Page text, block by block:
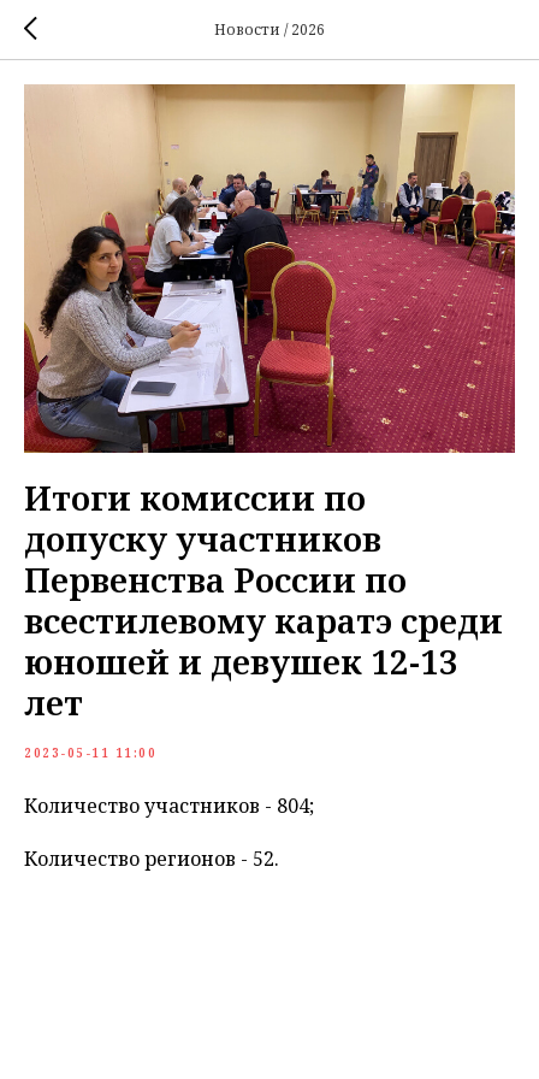
Новости / 2026
Итоги комиссии по
допуску участников
Первенства России по
всестилевому каратэ среди
юношей и девушек 12-13
лет
2023-05-11 11:00
Количество участников - 804;
Количество регионов - 52.